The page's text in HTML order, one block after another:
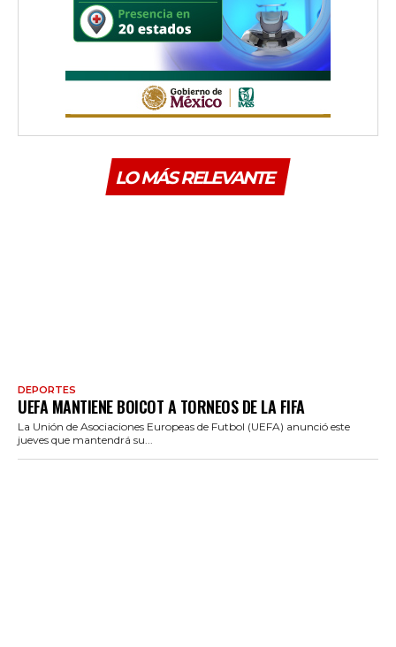
LO MÁS RELEVANTE
DEPORTES
UEFA MANTIENE BOICOT A TORNEOS DE LA FIFA
La Unión de Asociaciones Europeas de Futbol (UEFA) anunció este
jueves que mantendrá su...